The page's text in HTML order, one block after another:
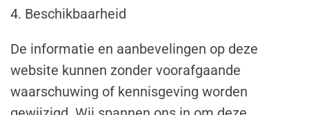
4. Beschikbaarheid
De informatie en aanbevelingen op deze
website kunnen zonder voorafgaande
waarschuwing of kennisgeving worden